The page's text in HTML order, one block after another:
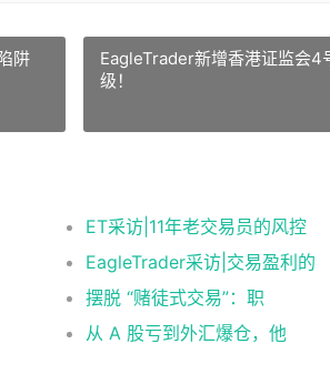
阱
EagleTrader新增香港证监会4
级！
ET采访|11年老交易员的风控
EagleTrader采访|交易盈利的
摆脱 “赌徒式交易”：职
从 A 股亏到外汇爆仓，他